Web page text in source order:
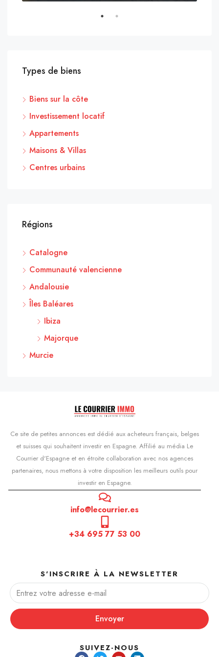
Types de biens
Biens sur la côte
Investissement locatif
Appartements
Maisons & Villas
Centres urbains
Régions
Catalogne
Communauté valencienne
Andalousie
Îles Baléares
Ibiza
Majorque
Murcie
Ce site de petites annonces est dédié aux acheteurs français, belges
et suisses qui souhaitent investir en Espagne. Affilié au média Le
Courrier d'Espagne et en étroite collaboration avec nos agences
partenaires, nous mettons à votre disposition les meilleurs outils pour
investir en Espagne.
info@lecourrier.es
+34 695 77 53 00
S'INSCRIRE À LA NEWSLETTER
Envoyer
SUIVEZ-NOUS